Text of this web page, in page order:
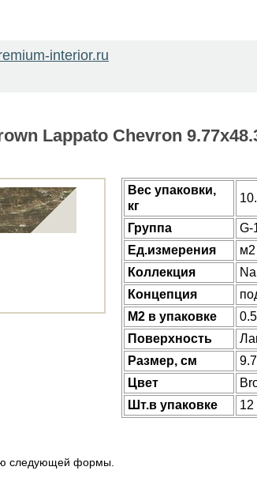
interior.ru
Lappato Chevron
Веc упаковки,
кг
Группа
G-
Ед.измерения
м2
Коллекция
Концепция
М2 в упаковке
Поверхность
Размер, см
Цвет
Шт.в упаковке
12
следующей формы.